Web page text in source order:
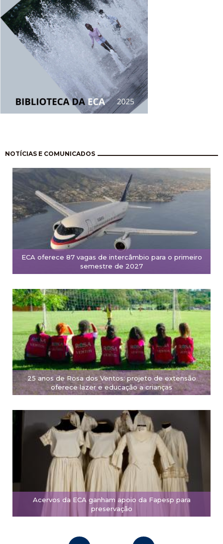
NOTÍCIAS E COMUNICADOS
ECA oferece 87 vagas de intercâmbio para o primeiro
semestre de 2027
25 anos de Rosa dos Ventos: projeto de extensão
oferece lazer e educação a crianças
Acervos da ECA ganham apoio da Fapesp para
preservação
Paginação